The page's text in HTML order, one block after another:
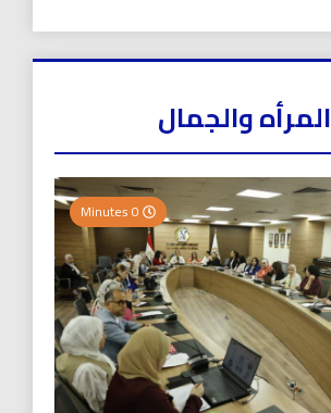
المرأه والجمال